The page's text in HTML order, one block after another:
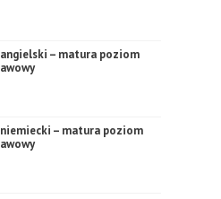
– matura poziom
– matura poziom